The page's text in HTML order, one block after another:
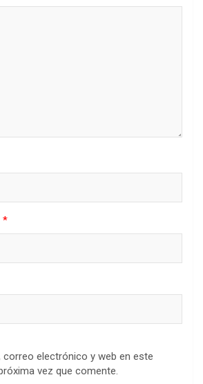
*
correo electrónico y web en este
vez que comente.